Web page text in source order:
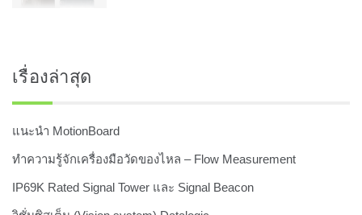
เรื่องล่าสุด
แนะนำ MotionBoard
ทำความรู้จักเครื่องมือวัดของไหล – Flow Measurement
IP69K Rated Signal Tower และ Signal Beacon